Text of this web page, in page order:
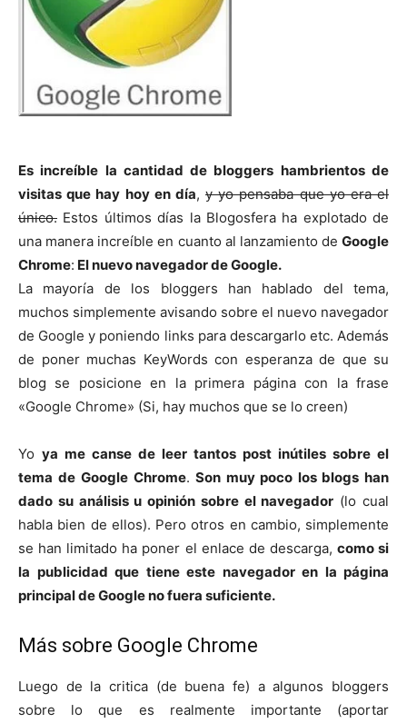
Es increíble la cantidad de bloggers hambrientos de
visitas que hay hoy en día,y yo pensaba que yo era el
único. Estos últimos días la Blogosfera ha explotado de
una manera increíble en cuanto al lanzamiento de Google
Chrome: El nuevo navegador de Google.
La mayoría de los bloggers han hablado del tema,
muchos simplemente avisando sobre el nuevo navegador
de Google y poniendo links para descargarlo etc. Además
de poner muchas KeyWords con esperanza de que su
blog se posicione en la primera página con la frase
«Google Chrome» (Si, hay muchos que se lo creen)
Yo ya me canse de leer tantos post inútiles sobre el
tema de Google Chrome.Son muy poco los blogs han
dado su análisis u opinión sobre el navegador (lo cual
habla bien de ellos). Pero otros en cambio, simplemente
se han limitado ha poner el enlace de descarga, como si
la publicidad que tiene este navegador en la página
principal deGoogleno fuera suficiente.
Más sobre Google Chrome
Luego de la critica (de buena fe) a algunos bloggers
sobre lo que es realmente importante (aportar